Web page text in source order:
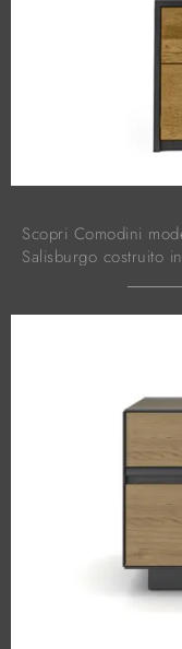
Scopri Comodini
Salisburgo costruito